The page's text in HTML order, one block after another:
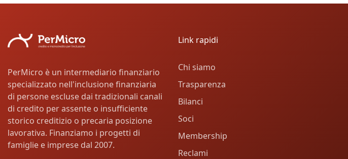
PerMicro è un intermediario finanziario
specializzato nell'inclusione finanziaria
di persone escluse dai tradizionali canali
di credito per assente o insufficiente
storico creditizio o precaria posizione
lavorativa. Finanziamo i progetti di
famiglie e imprese dal 2007.
Link rapidi
Chi siamo
Trasparenza
Bilanci
Soci
Membership
Reclami